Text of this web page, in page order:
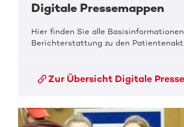
Digitale Pressemappen
Hier finden Sie alle
Berichterstattung zu den
Zur Übersicht Digitale